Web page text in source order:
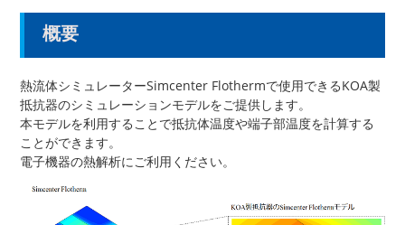
概要
熱流体シミュレーターSimcenter Flothermで使用できるKOA製
抵抗器のシミュレーションモデルをご提供します。
本モデルを利用することで抵抗体温度や端子部温度を計算する
ことができます。
電子機器の熱解析にご利用ください。